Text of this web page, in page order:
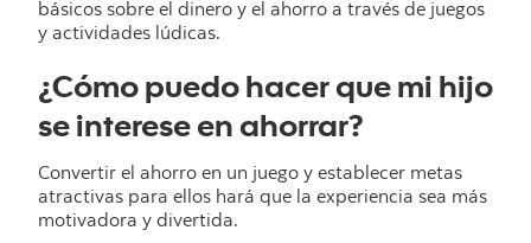
básicos sobre el dinero y el ahorro a través de juegos
y actividades lúdicas.
¿Cómo puedo hacer que mi hijo
se interese en ahorrar?
Convertir el ahorro en un juego y establecer metas
atractivas para ellos hará que la experiencia sea más
motivadora y divertida.